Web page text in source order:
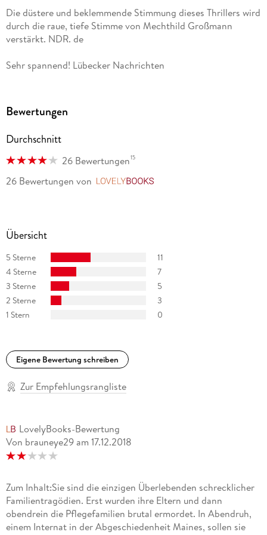
Die düstere und beklemmende Stimmung dieses Thrillers wird
durch die raue, tiefe Stimme von Mechthild Großmann
verstärkt. NDR. de
Sehr spannend! Lübecker Nachrichten
Bewertungen
Durchschnitt
26 Bewertungen15
26 Bewertungen von
Übersicht
5 Sterne
11
4 Sterne
7
3 Sterne
5
2 Sterne
3
1 Stern
0
Eigene Bewertung schreiben
Zur Empfehlungsrangliste
LovelyBooks-Bewertung
Von brauneye29 am 17.12.2018
Zum Inhalt:Sie sind die einzigen Überlebenden schrecklicher
Familientragödien. Erst wurden ihre Eltern und dann
obendrein die Pflegefamilien brutal ermordet. In Abendruh,
einem Internat in der Abgeschiedenheit Maines, sollen sie